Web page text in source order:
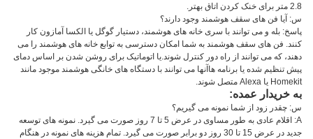
2.8 متر برای خنک کردن اتاق بهتر.
س: آیا فن های سقف هوشمند وجود دارند؟
پاسخ: بله و می توانند با سری خانه های هوشمند، دستیار گوگل یا الکسا آمازون کار
کنند. فن های سقف هوشمند به شما امکان دسترسی به توابع خانه های هوشمند را می
دهند، که می توانند از راه دور کنترل شوند.یا اتوماتیک برای روشن شدن بر اساس دمای
پیش تنظیم شده یا برنامه هاآنها می توانند با دستگاه های خانگی هوشمند موجود مانند
Homekit یا Alexa متصل شوند.
به خریدار عمده:
س: چقدر زود از شما نمونه می گیریم؟
A: اقلام عادی به طور مساوی در عرض 5 تا 7 روز صورت می گیرد. نمونه های توسعه
جدید در عرض 15 تا 30 روز دو برابر صورت می گیرد. تمام هزینه های نمونه در هنگام